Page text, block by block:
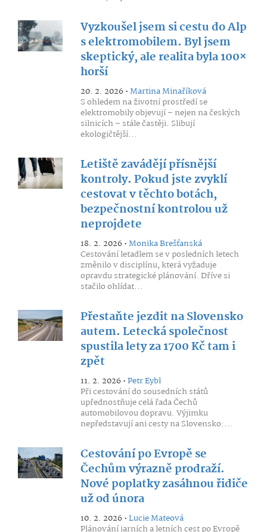
Vyzkoušel jsem si cestu do Alp
s elektromobilem. Byl jsem
skeptický, ale realita byla 100×
horší
20. 2. 2026 •Martina Minaříková
S ohledem na životní prostředí se
elektromobily objevují – nejen na českých
silnicích – stále častěji. Slibují
ekologičtější...
Letiště zavádějí přísnější
kontroly. Pokud jste zvyklí
cestovat v těchto botách,
bezpečnostní kontrolou už
neprojdete
18. 2. 2026 •Monika Brešťanská
Cestování letadlem se v posledních letech
změnilo v disciplínu, která vyžaduje
opravdu strategické plánování. Dříve si
stačilo ohlídat...
Přestaňte jezdit na Slovensko
autem. Letecká společnost
spustila lety za 1700 Kč tam i
zpět
11. 2. 2026 •Petr Eybl
Při cestování do sousedních států
upřednostňuje celá řada Čechů
automobilovou dopravu. Výjimku
nepředstavují ani cesty na Slovensko....
Cestování po Evropě se
Čechům výrazně prodraží.
Nové poplatky zasáhnou řidiče
už od února
10. 2. 2026 •Lucie Mateová
Plánování jarních a letních cest po Evropě